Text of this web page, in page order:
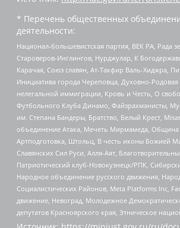
* Перечень общественных
деятельности:
Национал-большевистская партия, ВЕК РА,
Староверов-Инглингов, Нурджулар, К
Карачая, Союз славян, Ат-Такфир Валь-Хиджра,
Инициатива города Череповца, Духовно-
нелегальной иммиграции, Кровь и Честь, О
Футбольного Клуба Динамо, Файзрахманисты,
им. Степана Бандеры, Братство, Белый Крест,
объединение Атака, Мечеть Мирмамеда, Община
Артподготовка, Штольц, В честь иконы Божией
Славянских Сил Руси, Алля-Аят,
Патриотический клуб-Новокузнецк/РПК,
Народное объединение русского движения,
Социалистических Районов, Meta Platforms Inc,
движение, Невоград, Молодежное
депутатов Красноярского края, Этническое